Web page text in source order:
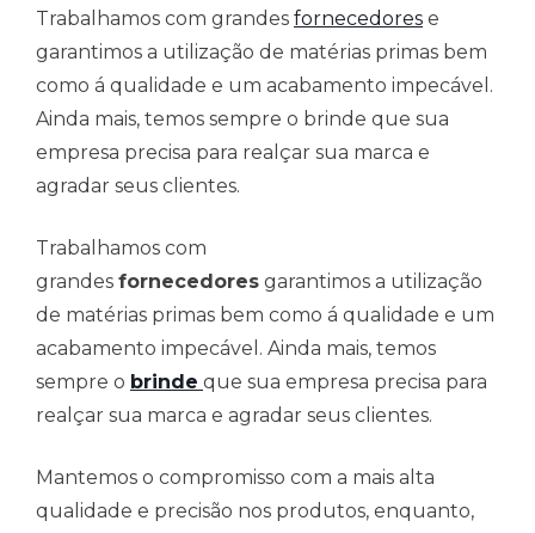
Trabalhamos com grandes fornecedores e
garantimos a utilização de matérias primas bem
como á qualidade e um acabamento impecável.
Ainda mais, temos sempre o brinde que sua
empresa precisa para realçar sua marca e
agradar seus clientes.
Trabalhamos com
grandes fornecedores garantimos a utilização
de matérias primas bem como á qualidade e um
acabamento impecável. Ainda mais, temos
sempre o brinde que sua empresa precisa para
realçar sua marca e agradar seus clientes.
Mantemos o compromisso com a mais alta
qualidade e precisão nos produtos, enquanto,